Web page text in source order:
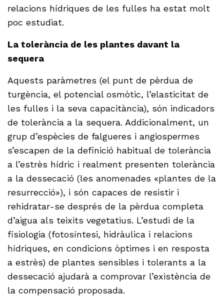
relacions hídriques de les fulles ha estat molt
poc estudiat.
La tolerància de les plantes davant la
sequera
Aquests paràmetres (el punt de pèrdua de
turgència, el potencial osmòtic, l’elasticitat de
les fulles i la seva capacitància), són indicadors
de tolerància a la sequera. Addicionalment, un
grup d’espècies de falgueres i angiospermes
s’escapen de la definició habitual de tolerància
a l’estrès hídric i realment presenten tolerància
a la dessecació (les anomenades «plantes de la
resurrecció»), i són capaces de resistir i
rehidratar-se després de la pèrdua completa
d’aigua als teixits vegetatius. L’estudi de la
fisiologia (fotosíntesi, hidràulica i relacions
hídriques, en condicions òptimes i en resposta
a estrès) de plantes sensibles i tolerants a la
dessecació ajudarà a comprovar l’existència de
la compensació proposada.